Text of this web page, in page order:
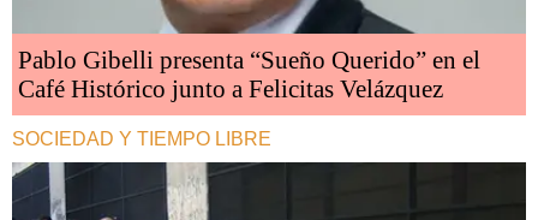
Pablo Gibelli presenta “Sueño Querido” en el
Café Histórico junto a Felicitas Velázquez
SOCIEDAD Y TIEMPO LIBRE